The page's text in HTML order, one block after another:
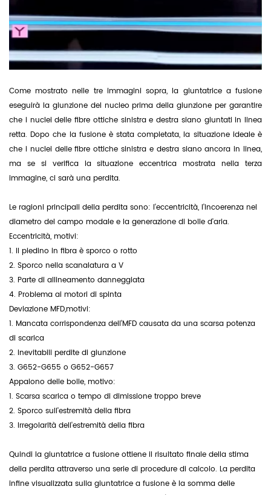
Come mostrato nelle tre immagini sopra, la giuntatrice a fusione
eseguirà la giunzione del nucleo prima della giunzione per garantire
che i nuclei delle fibre ottiche sinistra e destra siano giuntati in linea
retta. Dopo che la fusione è stata completata, la situazione ideale è
che i nuclei delle fibre ottiche sinistra e destra siano ancora in linea,
ma se si verifica la situazione eccentrica mostrata nella terza
immagine, ci sarà una perdita.
Le ragioni principali della perdita sono: l'eccentricità, l'incoerenza nel
diametro del campo modale e la generazione di bolle d'aria.
Eccentricità, motivi:
1. Il piedino in fibra è sporco o rotto
2. Sporco nella scanalatura a V
3. Parte di allineamento danneggiata
4. Problema ai motori di spinta
Deviazione MFD,motivi:
1. Mancata corrispondenza dell'MFD causata da una scarsa potenza
di scarica
2. Inevitabili perdite di giunzione
3. G652-G655 o G652-G657
Appaiono delle bolle, motivo:
1. Scarsa scarica o tempo di dimissione troppo breve
2. Sporco sull'estremità della fibra
3. Irregolarità dell'estremità della fibra
Quindi la giuntatrice a fusione ottiene il risultato finale della stima
della perdita attraverso una serie di procedure di calcolo. La perdita
infine visualizzata sulla giuntatrice a fusione è la somma delle